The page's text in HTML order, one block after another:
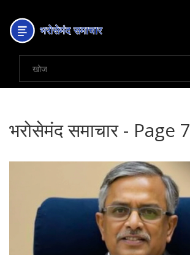
भरोसेमंद समाचार - Page 7